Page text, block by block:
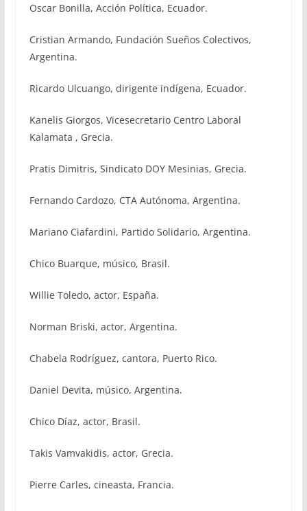
Oscar Bonilla, Acción Política, Ecuador.
Cristian Armando, Fundación Sueños Colectivos,
Argentina.
Ricardo Ulcuango, dirigente indígena, Ecuador.
Kanelis Giorgos, Vicesecretario Centro Laboral
Kalamata , Grecia.
Pratis Dimitris, Sindicato DOY Mesinias, Grecia.
Fernando Cardozo, CTA Autónoma, Argentina.
Mariano Ciafardini, Partido Solidario, Argentina.
Chico Buarque, músico, Brasil.
Willie Toledo, actor, España.
Norman Briski, actor, Argentina.
Chabela Rodríguez, cantora, Puerto Rico.
Daniel Devita, músico, Argentina.
Chico Díaz, actor, Brasil.
Takis Vamvakidis, actor, Grecia.
Pierre Carles, cineasta, Francia.